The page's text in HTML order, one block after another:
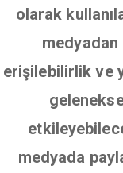
olarak
medyadan
erişilebilirlik ve
medyada